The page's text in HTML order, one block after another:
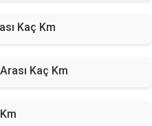
Kaç Km
Kaç Km